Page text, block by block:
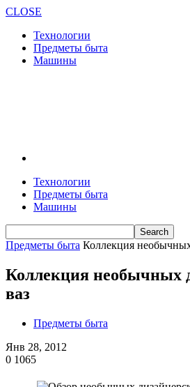
CLOSE
Технологии
Предметы быта
Машины
Технологии
Предметы быта
Машины
Предметы быта Коллекция
Коллекция необычных
ваз
Предметы быта
Янв 28, 2012
0 1065